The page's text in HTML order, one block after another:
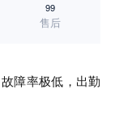
99
售后
障率极低，出勤